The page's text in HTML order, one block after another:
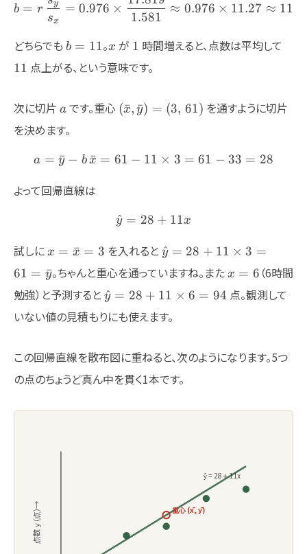
b = r
sx
y = 0.976 ×
1.581
≈ 0.976 × 11.27 ≈ 11
どちらでも b=11
b = 11。x
x が 1
1 時間増えると、点数は平均して
11 点上がる、という意味です。
次に切片 a
a です。重心 (\bar{x},\bar{y})=
(3,\,61)
(x
ˉ, y
ˉ) = (3, 61) を通すように切片
を決めます。
a = \bar{y} - b\,\bar{x} =
a = y
ˉ − bx
ˉ = 61 − 11 × 3 = 61 − 33 = 28
よって回帰直線は
\hat{y} = 28 + 11x
y
^ = 28 + 11x
試しに x=\bar{x}=3
x = x
ˉ = 3 を入れると \hat{y}=28+11\times
3=61=\bar{y}
y
^ = 28 + 11 × 3 =
61 = y
ˉ。ちゃんと重心を通っていますね。また x=6
x = 6 （6時間
勉強）と予測すると \hat{y}=28+11\times
6=94
y
^ = 28 + 11 × 6 = 94 点。観測して
いない値の見積もりにも使えます。
この回帰直線を散布図に重ねると、次のようになります。5つ
の点のちょうど真ん中を貫く1本です。
点数 y（点）→ 重心 (x̄, ȳ)
ŷ = 28 + 11x